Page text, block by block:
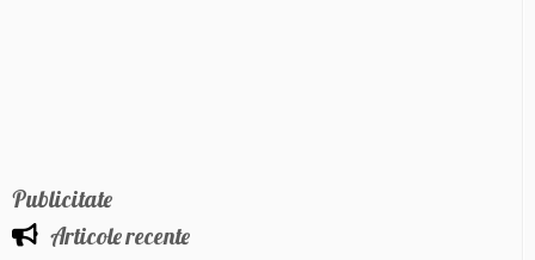
Publicitate
Articole recente